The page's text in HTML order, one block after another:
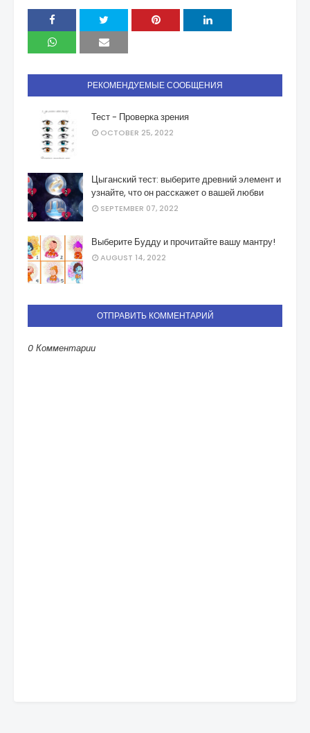
РЕКОМЕНДУЕМЫЕ СООБЩЕНИЯ
Тест - Проверка зрения
OCTOBER 25, 2022
Цыганский тест: выберите древний элемент и
узнайте, что он расскажет о вашей любви
SEPTEMBER 07, 2022
Выберите Будду и прочитайте вашу мантру!
AUGUST 14, 2022
ОТПРАВИТЬ КОММЕНТАРИЙ
0 Комментарии